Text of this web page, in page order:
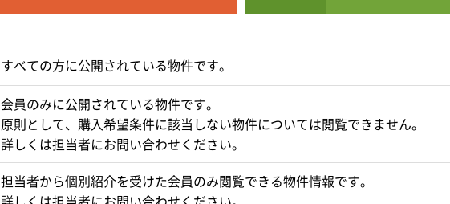
すべての方に公開されている物件です。
会員のみに公開されている物件です。
原則として、購入希望条件に該当しない物件については閲覧できません。
詳しくは担当者にお問い合わせください。
担当者から個別紹介を受けた会員のみ閲覧できる物件情報です。